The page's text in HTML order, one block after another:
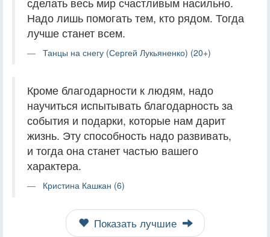
Надо лишь помогать тем, кто рядом. Тогда
лучше станет всем.
Танцы на снегу (Сергей Лукьяненко) (20+)
Кроме благодарности к людям, надо
научиться испытывать благодарность за
события и подарки, которые нам дарит
жизнь. Эту способность надо развивать,
и тогда она станет частью вашего
характера.
Кристина Кашкан (6)
Показать лучшие